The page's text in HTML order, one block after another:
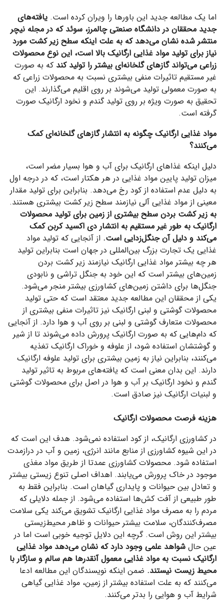
اما یک مطالعه جدید این باورها را ویران کرده است. یافته‌های
جدید محققان در دانشگاه صنعتی چالمرز، سوئد که در مجله نیچر
منتشر شده نشان می‌دهد که به علت اینکه سطح زیر کشت مورد
نیاز برای تولید مواد غذایی ارگانیک بالا است، این نوع محصولات
زراعی می‌تواند گازهای گلخانه‌ای بیشتر را تولید کند که به صورت
غیر مستقیم تاثیرات منفی بیشتری نسبت به محصولات زراعی که
به صورت معمولی تولید می‌شوند بر روی اقلیم می‌گذارند. این
تحقیق به صورت ویژه بر روی تولید گندم و نخود ارگانیک صورت
گرفته است.
مواد غذایی ارگانیک چگونه به انتشار گازهای گلخانه‌ای کمک
می‌کنند؟
دلیل اینکه غذاهای ارگانیک برای آب و هوا بسیار مضر است،
میزان تولید پایین مواد غذایی در هر هکتار است، که در درجه اول
به دلیل عدم استفاده از کود رخ می‌دهد. بنابراین برای تولید مقدار
معینی از مواد غذایی آلی نیازمند سطح زیر کشت بیشتری هستند.
به زیر کشت بردن سطح بیشتری از زمین برای تولید محصولات
ارگانیک به طور غیر مستقیم به انتشار دی اکسید کربن کمک
می‌کند و دلیل آن جنگل‌زدایی است. از آنجایی که تولید مواد
غذایی یک تجارت بزرگ بین‌المللی در جهان است بنابراین تولید
هر چه بیشتر مواد غذایی ارگانیک نیازمند زیر کشت بردن
زمین‌های بیشتر است که این خود به جنگل تراشی و نابودی
جنگل‌ها برای داشتن زمین‌های کشاورزی بیشتر منجر می‌شود.
یکی از محققان این مطالعه جدید معتقد است که حتی تولید
محصولات گوشتی و لبنی ارگانیک نیز تاثیرات منفی بیشتری از
محصولات متعارف گوشتی و لبنی بر روی آب و هوا دارد. از آنجایی
که دام‌هایی که به صورت ارگانیک پرورش داده می‌شوند تا از شیر
و گوشتشان استفاده شود، از علوفه و خوراک ارگانیک تغذیه
می‌کنند، بنابراین نیاز به زمین بیشتری برای تولید علوفه ارگانیک
دارند. این بدان معنی است که یافته‌های مربوط به تاثیر تولید
گندم و نخود ارگانیک بر آب و هوا در اصل برای محصولات گوشتی
و لبنیات ارگانیک نیز صادق است.
هزینه فرصت محصولات ارگانیک
در کشاورزی ارگانیک، از کود استفاده نمی‌شود. هدف این است که
در این شیوه کشاورزی از منابع مانند انرژی، زمین و آب در درازمدت
استفاده شود. محصولات کشاورزی عمدتا از طریق مواد مغذی
موجود در خاک پرورش می‌یابند. اهداف اصلی تنوع زیستی بیشتر
و تعادل بین حیوانات و پایداری گیاهان است. بنابراین فقط به
طور طبیعی از آفت کش‌ها استفاده می‌شود. از جمله دلایلی که
مردم را به مصرف مواد غذایی ارگانیک تشویق می‌کند یکی سلامت
مصرف‌کنندگان،‌ سلامت بیشتر حیوانات و ظاهر محیط‌زیستی
بیشتر این روش است. گرچه این دلایل توجیه خوبی است اما در
عین حال شواهد علمی وجود دارد که نشان می‌دهد مواد غذایی
ارگانیک نسبت به مواد غذایی معمول آنقدرها هم سالم و سازگار با
محیط زیست نیستند. ضمن اینکه نویسندگان این مطالعه ادعا
می‌کنند که به علت استفاده بیشتر از زمین، ‌مواد غذایی گیاهی
شرایط آب و هوایی را بدتر می‌کنند.